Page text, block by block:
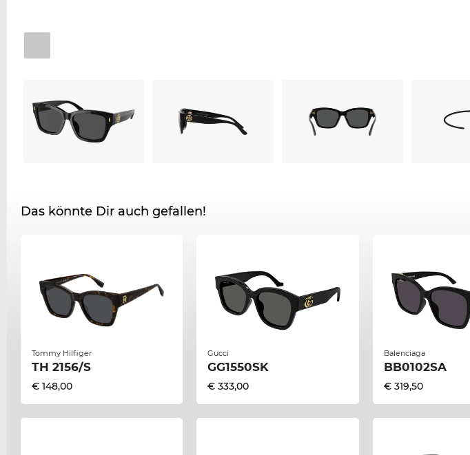
Das könnte Dir auch gefallen!
Tommy Hilfiger
TH 2156/S
€ 148,00
Gucci
GG1550SK
€ 333,00
Balenciaga
BB0102SA
€ 319,50